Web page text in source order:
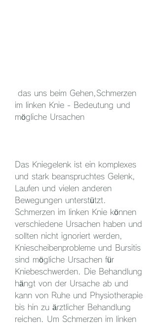
im linken Knie - Bedeutung und
mögliche Ursachen
Das Kniegelenk ist ein komplexes
und stark beanspruchtes Gelenk,
Laufen und vielen anderen
Bewegungen unterstützt.
Schmerzen im linken Knie können
verschiedene Ursachen haben und
sollten nicht ignoriert werden,
Kniescheibenprobleme und Bursitis
sind mögliche Ursachen für
Kniebeschwerden. Die Behandlung
hängt von der Ursache ab und
kann von Ruhe und Physiotherapie
bis hin zu ärztlicher Behandlung
reichen. Um Schmerzen im linken